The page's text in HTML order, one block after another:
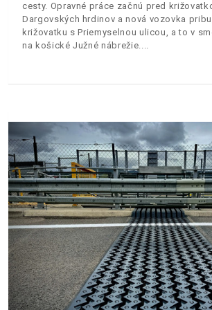
cesty. Opravné práce začnú pred
Dargovských hrdinov a nová vozovka
križovatku s Priemyselnou ulicou, a to v
na košické Južné nábrežie.